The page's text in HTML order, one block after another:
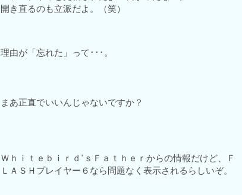
開き直るのも立派だよ。（笑）
理由が「忘れた」って･･･。
まあ正直でいいんじゃないですか？
Ｗｈｉｔｅｂｉｒｄ’ｓＦａｔｈｅｒからの情報だけど、Ｆ
ＬＡＳＨプレイヤー６なら問題なく表示されるらしいぞ。